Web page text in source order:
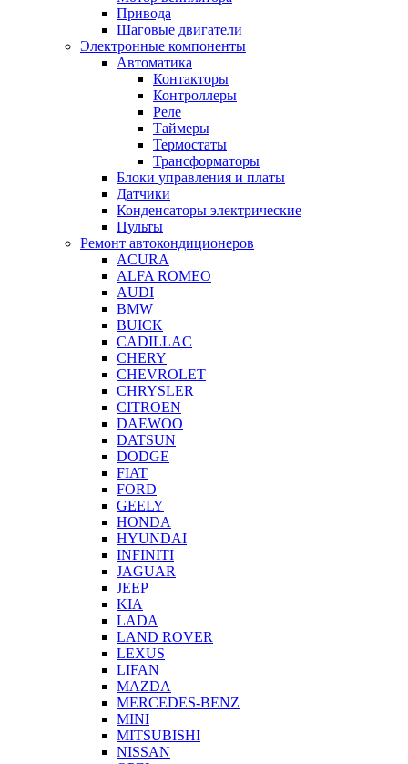
Привода
Шаговые двигатели
Электронные компоненты
Автоматика
Контакторы
Контроллеры
Реле
Таймеры
Термостаты
Трансформаторы
Блоки управления и платы
Датчики
Конденсаторы электрические
Пульты
Ремонт автокондиционеров
ACURA
ALFA ROMEO
AUDI
BMW
BUICK
CADILLAC
CHERY
CHEVROLET
CHRYSLER
CITROEN
DAEWOO
DATSUN
DODGE
FIAT
FORD
GEELY
HONDA
HYUNDAI
INFINITI
JAGUAR
JEEP
KIA
LADA
LAND ROVER
LEXUS
LIFAN
MAZDA
MERCEDES-BENZ
MINI
MITSUBISHI
NISSAN